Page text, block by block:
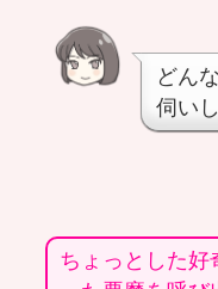
どん
伺い
ちょっとした好